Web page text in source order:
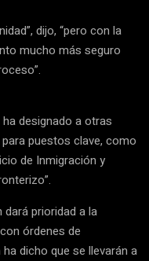
dijo, “pero con la
mucho más seguro
designado a otras
puestos clave, como
de Inmigración y
prioridad a la
órdenes de
dicho que se llevarán a